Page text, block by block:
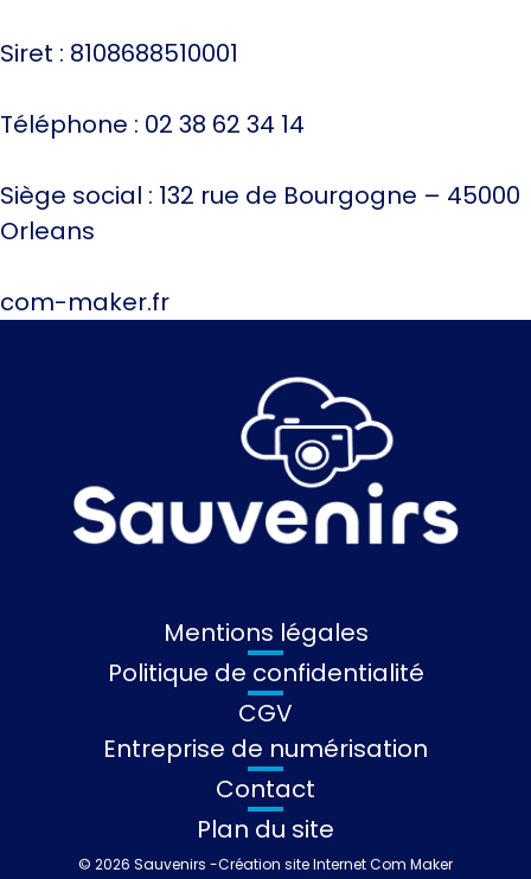
Siret : 8108688510001
Téléphone : 02 38 62 34 14
Siège social : 132 rue de Bourgogne – 45000
Orleans
com-maker.fr
Mentions légales
Politique de confidentialité
CGV
Entreprise de numérisation
Contact
Plan du site
© 2026 Sauvenirs -Création site Internet Com Maker